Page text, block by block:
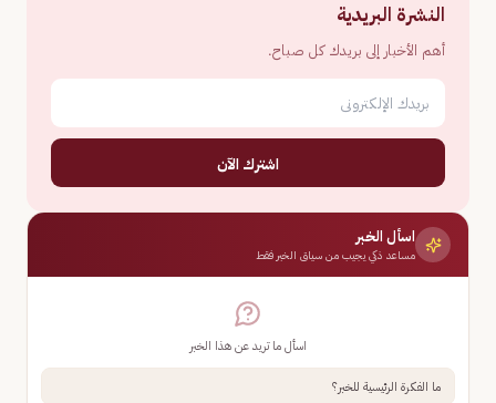
النشرة البريدية
أهم الأخبار إلى بريدك كل صباح.
اشترك الآن
اسأل الخبر
مساعد ذكي يجيب من سياق الخبر فقط
اسأل ما تريد عن هذا الخبر
ما الفكرة الرئيسية للخبر؟